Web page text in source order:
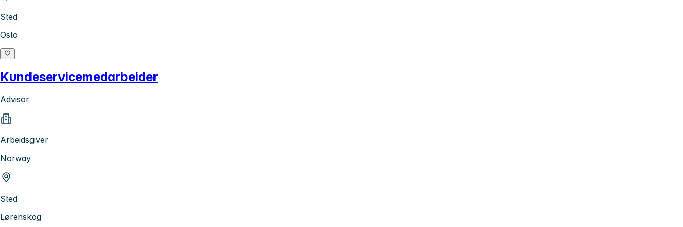
Sted
Oslo
Kundeservicemedarbeider
Advisor
Arbeidsgiver
Norway
Sted
Lørenskog